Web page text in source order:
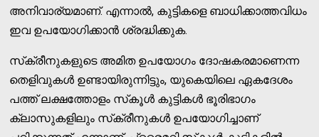
അനിവാര്യമാണ്. എന്നാല്‍, കുട്ടികളെ ബാധിക്കാത്തവിധം
ഇവ ഉപയോഗിക്കാന്‍ ശ്രദ്ധിക്കുക.
സ്‌ക്രീനുകളുടെ അമിത ഉപയോഗം ദോഷകരമാണെന്ന
തെളിവുകള്‍ ഉണ്ടായിരുന്നിട്ടും, യുകെയിലെ ഏകദേശം
പത്ത് ലക്ഷത്തോളം സ്‌കൂള്‍ കുട്ടികള്‍ ഭൂരിഭാഗം
ക്ലാസുകളിലും സ്‌ക്രീനുകള്‍ ഉപയോഗിച്ചാണ്